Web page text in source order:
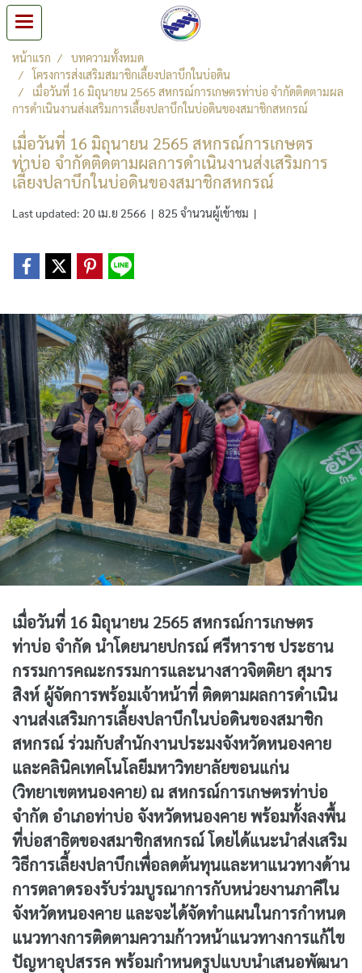
หน้าแรก
บทความทั้งหมด
โครงการส่งเสริมสมาชิกเลี้ยงปลาบึกในบ่อดิน
เมื่อวันที่ 16 มิถุนายน 2565 สหกรณ์การเกษตรท่าบ่อ จำกัดติดตามผล
การดำเนินงานส่งเสริมการเลี้ยงปลาบึกในบ่อดินของสมาชิกสหกรณ์
เมื่อวันที่ 16 มิถุนายน 2565 สหกรณ์การเกษตร
ท่าบ่อ จำกัดติดตามผลการดำเนินงานส่งเสริมการ
เลี้ยงปลาบึกในบ่อดินของสมาชิกสหกรณ์
Last updated: 20 เม.ย 2566 | 825 จำนวนผู้เข้าชม |
เมื่อวันที่ 16 มิถุนายน 2565 สหกรณ์การเกษตร
ท่าบ่อ จำกัด นำโดยนายปกรณ์ ศรีหาราช ประธาน
กรรมการคณะกรรมการและนางสาวจิตติยา สุมาร
สิงห์ ผู้จัดการพร้อมเจ้าหน้าที่ ติดตามผลการดำเนิน
งานส่งเสริมการเลี้ยงปลาบึกในบ่อดินของสมาชิก
สหกรณ์ ร่วมกับสำนักงานประมงจังหวัดหนองคาย
และคลินิคเทคโนโลยีมหาวิทยาลัยขอนแก่น
(วิทยาเขตหนองคาย) ณ สหกรณ์การเกษตรท่าบ่อ
จำกัด อำเภอท่าบ่อ จังหวัดหนองคาย พร้อมทั้งลงพื้น
ที่บ่อสาธิตของสมาชิกสหกรณ์ โดยได้แนะนำส่งเสริม
วิธีการเลี้ยงปลาบึกเพื่อลดต้นทุนและหาแนวทางด้าน
การตลาดรองรับร่วมบูรณาการกับหน่วยงานภาคีใน
จังหวัดหนองคาย และจะได้จัดทำแผนในการกำหนด
แนวทางการติดตามความก้าวหน้าแนวทางการแก้ไข
ปัญหาอุปสรรค พร้อมกำหนดรูปแบบนำเสนอพัฒนา